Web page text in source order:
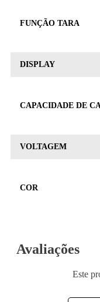
FUNÇÃO TARA
DISPLAY
CAPACIDADE DE
VOLTAGEM
COR
Avaliações
Este